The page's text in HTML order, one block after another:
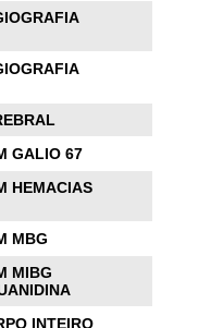
GALIO 67
HEMACIAS
MBG
MIBG
INTEIRO